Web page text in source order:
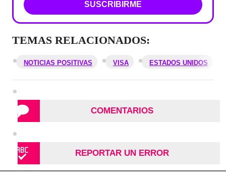
SUSCRIBIRME
TEMAS RELACIONADOS:
NOTICIAS POSITIVAS VISA ESTADOS UNIDOS
COMENTARIOS
REPORTAR UN ERROR